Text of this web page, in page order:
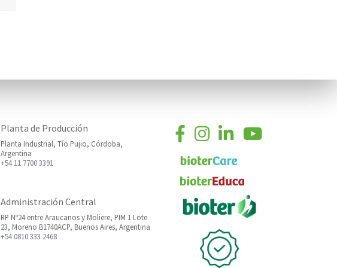
Planta de Producción
Planta Industrial, Tío Pujio, Córdoba,
Argentina
+54 11 7700 3391
Administración Central
RP Nº24 entre Araucanos y Moliere, PIM 1 Lote
23, Moreno B1740ACP, Buenos Aires, Argentina
+54 0810 333 2468